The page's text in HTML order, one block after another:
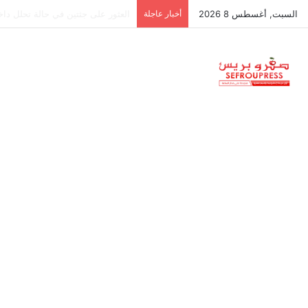
السبت, أغسطس 8 2026 أخبار عاجلة